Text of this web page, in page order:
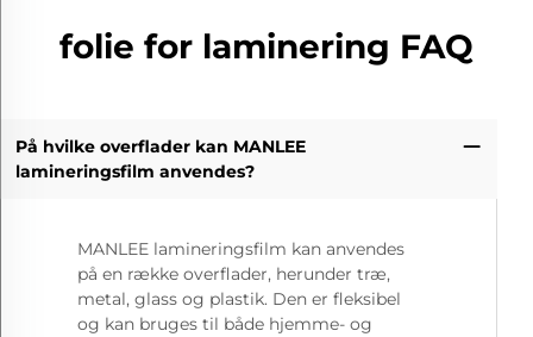
folie for laminering FAQ
På hvilke overflader kan MANLEE
lamineringsfilm anvendes?
MANLEE lamineringsfilm kan anvendes
på en række overflader, herunder træ,
metal, glass og plastik. Den er fleksibel
og kan bruges til både hjemme- og